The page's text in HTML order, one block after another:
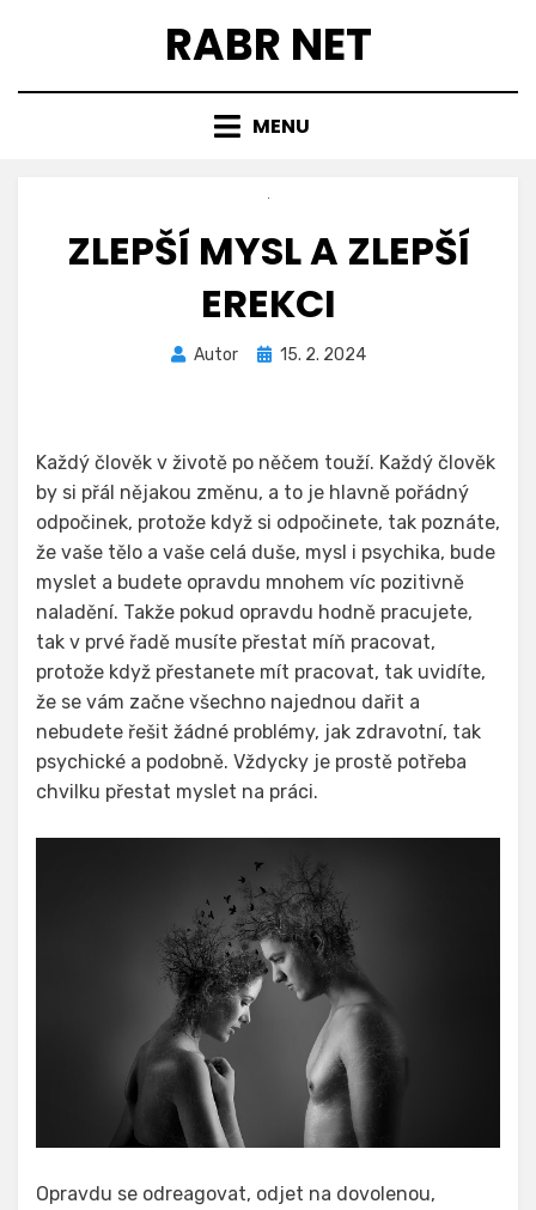
RABR NET
MENU
ZLEPŠÍ MYSL A ZLEPŠÍ
EREKCI
Autor
Zveřejněno
15. 2. 2024
Každý člověk v životě po něčem touží. Každý člověk
by si přál nějakou změnu, a to je hlavně pořádný
odpočinek, protože když si odpočinete, tak poznáte,
že vaše tělo a vaše celá duše, mysl i psychika, bude
myslet a budete opravdu mnohem víc pozitivně
naladění. Takže pokud opravdu hodně pracujete,
tak v prvé řadě musíte přestat míň pracovat,
protože když přestanete mít pracovat, tak uvidíte,
že se vám začne všechno najednou dařit a
nebudete řešit žádné problémy, jak zdravotní, tak
psychické a podobně. Vždycky je prostě potřeba
chvilku přestat myslet na práci.
Opravdu se odreagovat, odjet na dovolenou,